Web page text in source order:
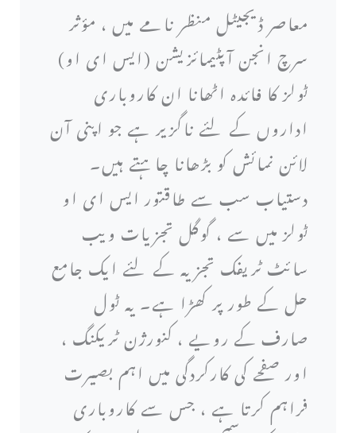
معاصر ڈیجیٹل منظر نامے میں ، مؤثر
سرچ انجن آپٹیمائزیشن (ایس ای او)
ٹولز کا فائدہ اٹھانا ان کاروباری
اداروں کے لئے ناگزیر ہے جو اپنی آن
لائن نمائش کو بڑھانا چاہتے ہیں۔
دستیاب سب سے طاقتور ایس ای او
ٹولز میں سے ، گوگل تجزیات ویب
سائٹ ٹریفک تجزیہ کے لئے ایک جامع
حل کے طور پر کھڑا ہے۔ یہ ٹول
صارف کے رویے ، کنورژن ٹریکنگ ،
اور صفحے کی کارکردگی میں اہم بصیرت
فراہم کرتا ہے ، جس سے کاروباری